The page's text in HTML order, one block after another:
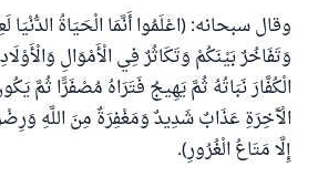
وقال سبحانه: (اعْلَمُوا أَنَّمَا الْحَيَاةُ
وَتَفَاخُرٌ بَيْنَكُمْ وَتَكَاثُرٌ فِي الْأَمْوَالِ
الْكُفَّارَ نَبَاتُهُ ثُمَّ يَهِيجُ فَتَرَاهُ مُصْفَرًّا ثُمَّ
الْآَخِرَةِ عَذَابٌ شَدِيدٌ وَمَغْفِرَةٌ مِنَ اللَّهِ
إِلَّا مَتَاعُ الْغُرُورِ).